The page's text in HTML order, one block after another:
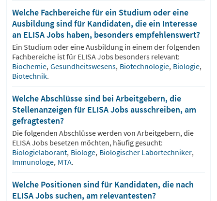
Welche Fachbereiche für ein Studium oder eine
Ausbildung sind für Kandidaten, die ein Interesse
an ELISA Jobs haben, besonders empfehlenswert?
Ein Studium oder eine Ausbildung in einem der folgenden
Fachbereiche ist für ELISAJobs besonders relevant:
Biochemie, Gesundheitswesens, Biotechnologie, Biologie,
Biotechnik.
Welche Abschlüsse sind bei Arbeitgebern, die
Stellenanzeigen für ELISA Jobs ausschreiben, am
gefragtesten?
Die folgenden Abschlüsse werden von Arbeitgebern, die
ELISAJobs besetzen möchten, häufig gesucht:
Biologielaborant, Biologe, Biologischer Labortechniker,
Immunologe, MTA.
Welche Positionen sind für Kandidaten, die nach
ELISA Jobs suchen, am relevantesten?